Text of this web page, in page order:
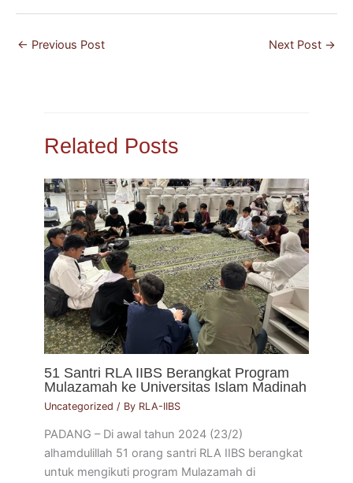
← Previous Post Next Post →
Related Posts
51 Santri RLA IIBS Berangkat Program
Mulazamah ke Universitas Islam Madinah
Uncategorized / By RLA-IIBS
PADANG – Di awal tahun 2024 (23/2)
alhamdulillah 51 orang santri RLA IIBS berangkat
untuk mengikuti program Mulazamah di